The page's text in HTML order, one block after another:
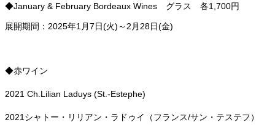
◆January & February Bordeaux Wines グラス 各1,700円
展開期間：2025年1月7日(火)～2月28日(金)
◆赤ワイン
2021 Ch.Lilian Laduys (St.-Estephe)
2021シャトー・リリアン・ラドゥイ（フランス/サン・テステフ）